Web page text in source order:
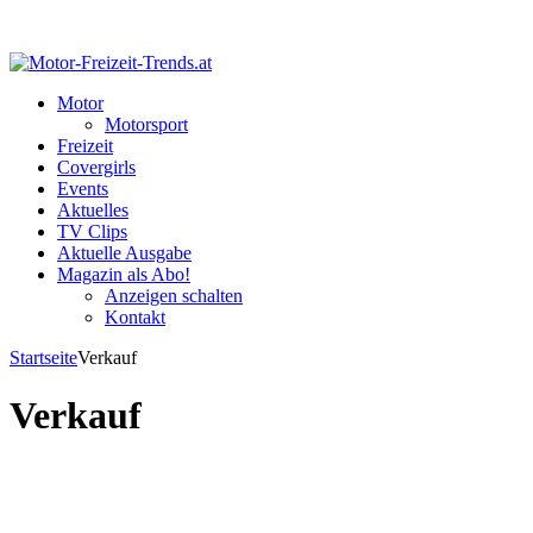
Motor
Motorsport
Freizeit
Covergirls
Events
Aktuelles
TV Clips
Aktuelle Ausgabe
Magazin als Abo!
Anzeigen schalten
Kontakt
StartseiteVerkauf
Verkauf